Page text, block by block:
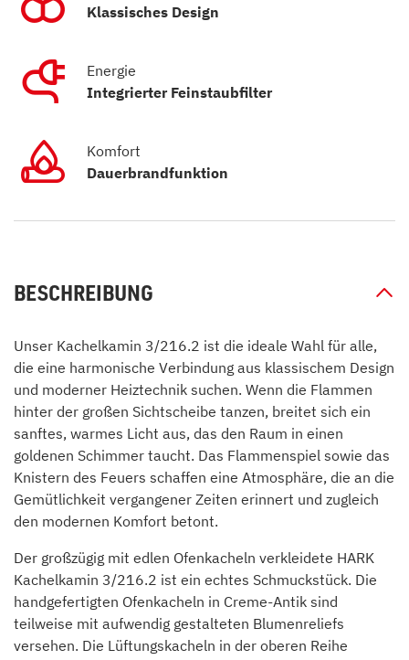
Klassisches Design
Energie
Integrierter Feinstaubfilter
Komfort
Dauerbrandfunktion
BESCHREIBUNG
Unser Kachelkamin 3/216.2 ist die ideale Wahl für alle,
die eine harmonische Verbindung aus klassischem Design
und moderner Heiztechnik suchen. Wenn die Flammen
hinter der großen Sichtscheibe tanzen, breitet sich ein
sanftes, warmes Licht aus, das den Raum in einen
goldenen Schimmer taucht. Das Flammenspiel sowie das
Knistern des Feuers schaffen eine Atmosphäre, die an die
Gemütlichkeit vergangener Zeiten erinnert und zugleich
den modernen Komfort betont.
Der großzügig mit edlen Ofenkacheln verkleidete HARK
Kachelkamin 3/216.2 ist ein echtes Schmuckstück. Die
handgefertigten Ofenkacheln in Creme-Antik sind
teilweise mit aufwendig gestalteten Blumenreliefs
versehen. Die Lüftungskacheln in der oberen Reihe